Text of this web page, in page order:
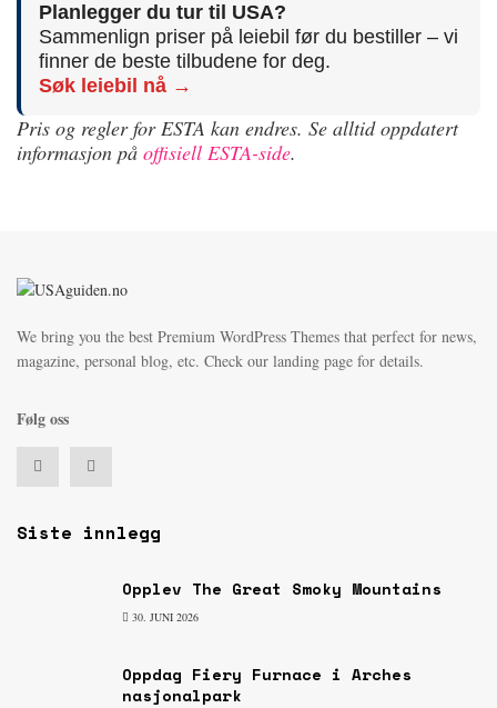
Planlegger du tur til USA?
Sammenlign priser på leiebil før du bestiller – vi
finner de beste tilbudene for deg.
Søk leiebil nå →
Pris og regler for ESTA kan endres. Se alltid oppdatert
informasjon på offisiell ESTA-side.
We bring you the best Premium WordPress Themes that perfect for news,
magazine, personal blog, etc. Check our landing page for details.
Følg oss
Siste innlegg
Opplev The Great Smoky Mountains
30. JUNI 2026
Oppdag Fiery Furnace i Arches
nasjonalpark